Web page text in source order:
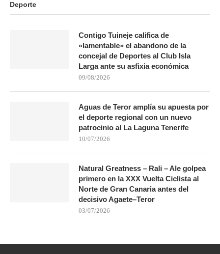
Deporte
Contigo Tuineje califica de
«lamentable» el abandono de la
concejal de Deportes al Club Isla
Larga ante su asfixia económica
09/08/2026
Aguas de Teror amplía su apuesta por
el deporte regional con un nuevo
patrocinio al La Laguna Tenerife
10/07/2026
Natural Greatness – Rali – Ale golpea
primero en la XXX Vuelta Ciclista al
Norte de Gran Canaria antes del
decisivo Agaete–Teror
03/07/2026